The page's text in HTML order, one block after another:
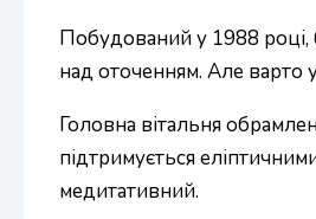
Побудований у 1988 році,
над оточенням. Але варто
Головна вітальня
підтримується
медитативний.